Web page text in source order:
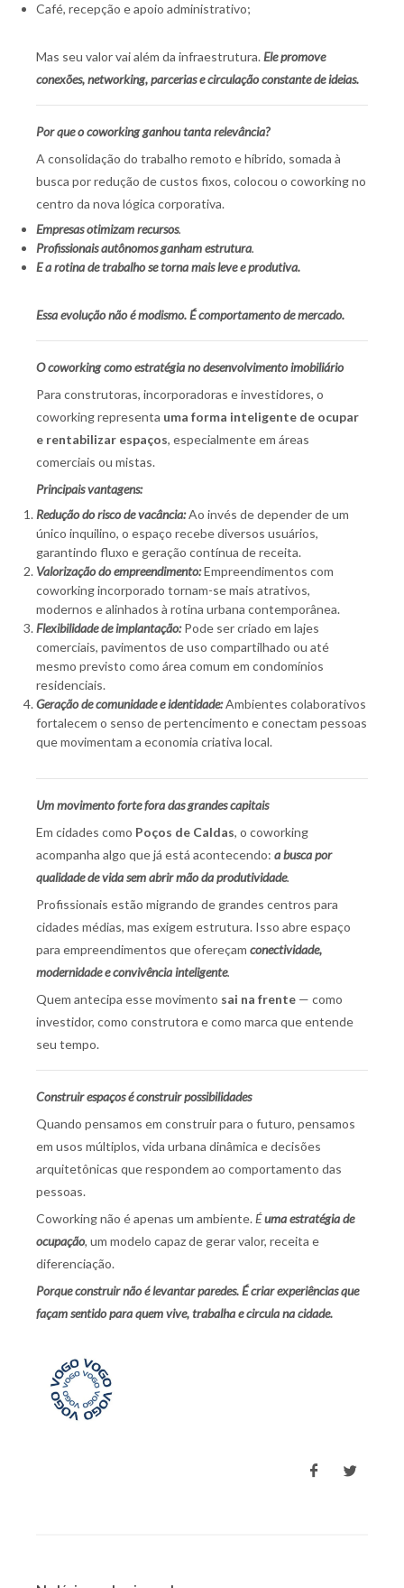
Café, recepção e apoio administrativo;
Mas seu valor vai além da infraestrutura.Ele promove
conexões, networking, parcerias e circulação constante de ideias.
Por que o coworking ganhou tanta relevância?
A consolidação do trabalho remoto e híbrido, somada à
busca por redução de custos fixos, colocou o coworking no
centro da nova lógica corporativa.
Empresas otimizam recursos.
Profissionais autônomos ganham estrutura.
E a rotina de trabalho se torna mais leve e produtiva.
Essa evolução não é modismo. É comportamento de mercado.
O coworking como estratégia no desenvolvimento imobiliário
Para construtoras, incorporadoras e investidores, o
coworking representa uma forma inteligente de ocupar
e rentabilizar espaços, especialmente em áreas
comerciais ou mistas.
Principais vantagens:
Redução do risco de vacância:Ao invés de depender de um
único inquilino, o espaço recebe diversos usuários,
garantindo fluxo e geração contínua de receita.
Valorização do empreendimento:Empreendimentos com
coworking incorporado tornam-se mais atrativos,
modernos e alinhados à rotina urbana contemporânea.
Flexibilidade de implantação:Pode ser criado em lajes
comerciais, pavimentos de uso compartilhado ou até
mesmo previsto como área comum em condomínios
residenciais.
Geração de comunidade e identidade:Ambientes colaborativos
fortalecem o senso de pertencimento e conectam pessoas
que movimentam a economia criativa local.
Um movimento forte fora das grandes capitais
Em cidades como Poços de Caldas, o coworking
acompanha algo que já está acontecendo: a busca por
qualidade de vida sem abrir mão da produtividade.
Profissionais estão migrando de grandes centros para
cidades médias, mas exigem estrutura. Isso abre espaço
para empreendimentos que ofereçam conectividade,
modernidade e convivência inteligente.
Quem antecipa esse movimento sai na frente — como
investidor, como construtora e como marca que entende
seu tempo.
Construir espaços é construir possibilidades
Quando pensamos em construir para o futuro, pensamos
em usos múltiplos, vida urbana dinâmica e decisões
arquitetônicas que respondem ao comportamento das
pessoas.
Coworking não é apenas um ambiente.Éuma estratégia de
ocupação, um modelo capaz de gerar valor, receita e
diferenciação.
Porque construir não é levantar paredes. É criar experiências que
façam sentido para quem vive, trabalha e circula na cidade.